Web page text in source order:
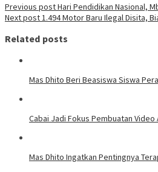
Previous postHari Pendidikan Nasional,
Next post1.494 Motor Baru Ilegal Disita,
Related posts
Mas Dhito Beri Beasiswa Siswa
Cabai Jadi Fokus Pembuatan Video
Mas Dhito Ingatkan Pentingnya